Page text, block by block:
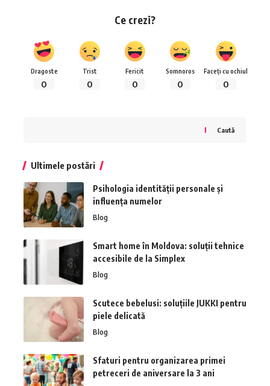
Ce crezi?
Dragoste
0
Trist
0
Fericit
0
Somnoros
0
Faceți cu ochiul
0
Caută
Ultimele postări
Psihologia identității personale și
influența numelor
Blog
Smart home în Moldova: soluții tehnice
accesibile de la Simplex
Blog
Scutece bebelusi: soluțiile JUKKI pentru
piele delicată
Blog
Sfaturi pentru organizarea primei
petreceri de aniversare la 3 ani